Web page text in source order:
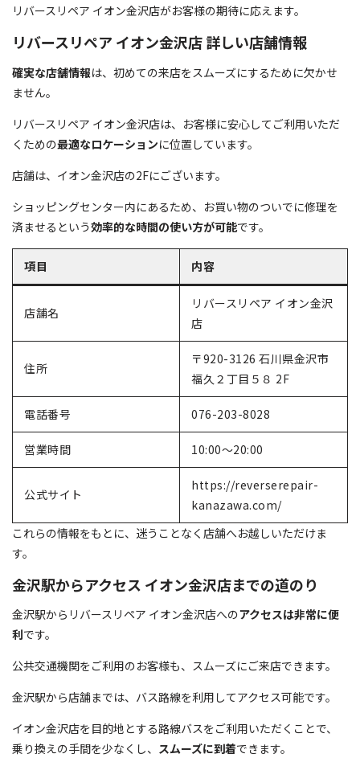
リバースリペア イオン金沢店がお客様の期待に応えます。
リバースリペア イオン金沢店 詳しい店舗情報
確実な店舗情報は、初めての来店をスムーズにするために欠かせ
ません。
リバースリペア イオン金沢店は、お客様に安心してご利用いただ
くための最適なロケーションに位置しています。
店舗は、イオン金沢店の2Fにございます。
ショッピングセンター内にあるため、お買い物のついでに修理を
済ませるという効率的な時間の使い方が可能です。
項目 内容
店舗名
リバースリペア イオン金沢
店
住所
〒920-3126 石川県金沢市
福久２丁目５８ 2F
電話番号 076-203-8028
営業時間 10:00～20:00
公式サイト
https://reverserepair-
kanazawa.com/
これらの情報をもとに、迷うことなく店舗へお越しいただけま
す。
金沢駅からアクセス イオン金沢店までの道のり
金沢駅からリバースリペア イオン金沢店へのアクセスは非常に便
利です。
公共交通機関をご利用のお客様も、スムーズにご来店できます。
金沢駅から店舗までは、バス路線を利用してアクセス可能です。
イオン金沢店を目的地とする路線バスをご利用いただくことで、
乗り換えの手間を少なくし、 スムーズに到着できます。